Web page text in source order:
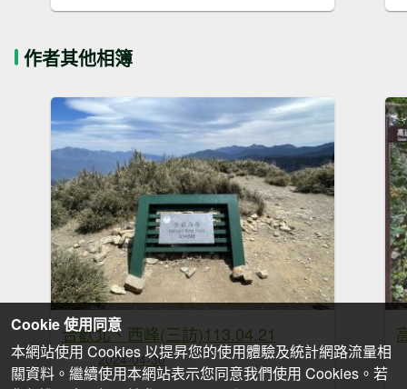
作者其他相簿
合歡北、西峰(三訪)113.04.21
2024-04-30
Cookie 使用同意
本網站使用 Cookies 以提昇您的使用體驗及統計網路流量相
關資料。繼續使用本網站表示您同意我們使用 Cookies。若